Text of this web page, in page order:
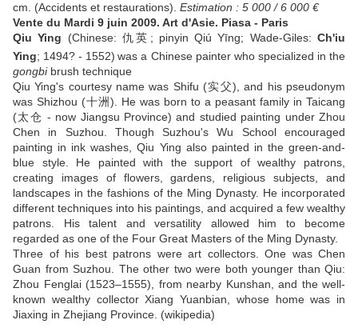
cm. (Accidents et restaurations). Estimation : 5 000 / 6 000 €
Vente du Mardi 9 juin 2009. Art d'Asie. Piasa - Paris
Qiu Ying (Chinese: 仇英 ; pinyin Qiú Yīng; Wade-Giles:Ch'iu
Ying; 1494? - 1552) was a Chinese painter who specialized in the
gongbibrush technique
Qiu Ying's courtesy name was Shifu (实父), and his pseudonym
was Shizhou (十洲). He was born to a peasant family in Taicang
(太仓 - now Jiangsu Province) and studied painting under Zhou
Chen in Suzhou. Though Suzhou's Wu School encouraged
painting in ink washes, Qiu Ying also painted in the green-and-
blue style. He painted with the support of wealthy patrons,
creating images of flowers, gardens, religious subjects, and
landscapes in the fashions of the Ming Dynasty. He incorporated
different techniques into his paintings, and acquired a few wealthy
patrons. His talent and versatility allowed him to become
regarded as one of the Four Great Masters of the Ming Dynasty.
Three of his best patrons were art collectors. One was Chen
Guan from Suzhou. The other two were both younger than Qiu:
Zhou Fenglai (1523–1555), from nearby Kunshan, and the well-
known wealthy collector Xiang Yuanbian, whose home was in
Jiaxing in Zhejiang Province. (wikipedia)